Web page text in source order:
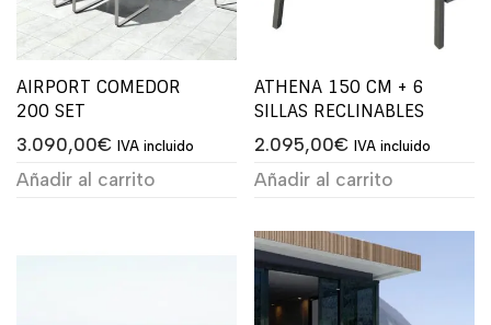
AIRPORT COMEDOR
200 SET
3.090,00€ IVA incluido
Añadir al carrito
ATHENA 150 CM + 6
SILLAS RECLINABLES
2.095,00€ IVA incluido
Añadir al carrito